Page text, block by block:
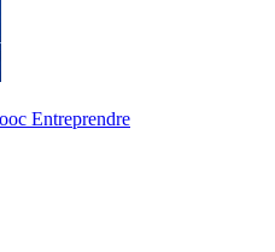
Entreprendre